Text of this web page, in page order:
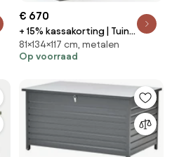
€ 670
+ 15% kassakorting | Tuin
opbergbox Kees Smit |
Waterdicht | Kussenbox | Staal |
Kees Smit Tuinmeubelen
81×134×117 cm, metalen
Op voorraad